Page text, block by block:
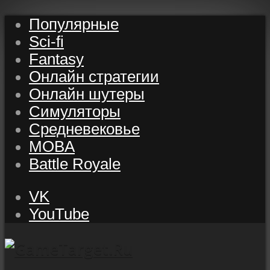
Популярные
Sci-fi
Fantasy
Онлайн стратегии
Онлайн шутеры
Симуляторы
Средневековье
MOBA
Battle Royale
VK
YouTube